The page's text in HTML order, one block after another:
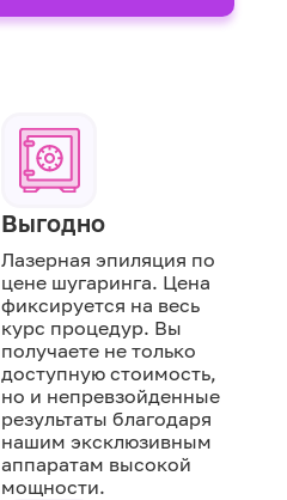
Выгодно
Лазерная эпиляция по
цене шугаринга. Цена
фиксируется на весь
курс процедур. Вы
получаете не только
доступную стоимость,
но и непревзойденные
результаты благодаря
нашим эксклюзивным
аппаратам высокой
мощности.